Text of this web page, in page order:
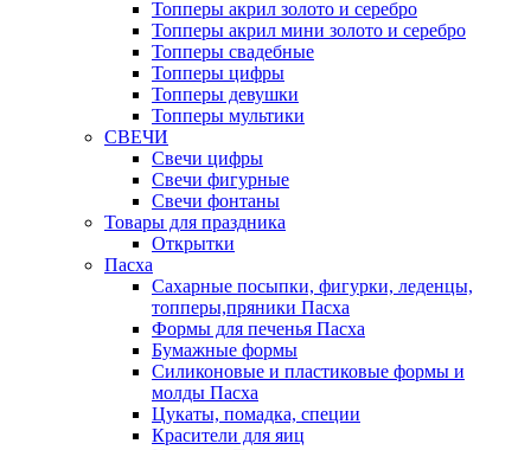
Топперы акрил золото и серебро
Топперы акрил мини золото и серебро
Топперы свадебные
Топперы цифры
Топперы девушки
Топперы мультики
СВЕЧИ
Свечи цифры
Свечи фигурные
Свечи фонтаны
Товары для праздника
Открытки
Пасха
Сахарные посыпки, фигурки, леденцы,
топперы,пряники Пасха
Формы для печенья Пасха
Бумажные формы
Силиконовые и пластиковые формы и
молды Пасха
Цукаты, помадка, специи
Красители для яиц